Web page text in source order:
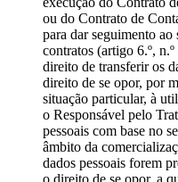
ou do Contrato de
para dar seguimento ao
contratos (artigo 6.º,
direito de transferir os
direito de se opor, por
situação particular, à
o Responsável pelo
pessoais com base no
âmbito da
dados pessoais forem
o direito de se opor, a